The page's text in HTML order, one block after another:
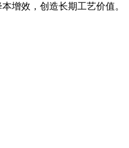
增效，创造长期工艺价值。